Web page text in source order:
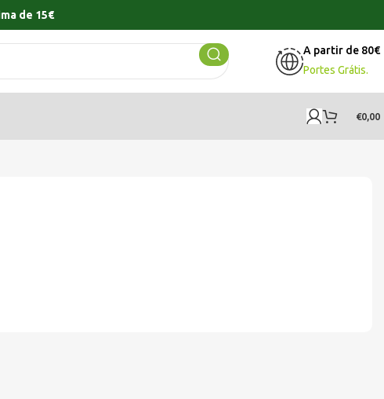
de 15€
A partir de 80€
Portes Grátis.
€0,00